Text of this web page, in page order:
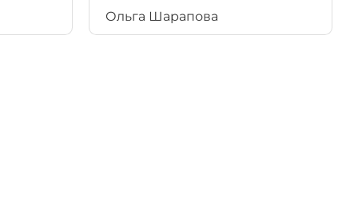
Ольга Шарапова